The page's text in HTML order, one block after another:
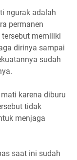
ngurak adalah
permanen
memiliki
dirinya sampai
sudah
karena diburu
tidak
menjaga
saat ini sudah